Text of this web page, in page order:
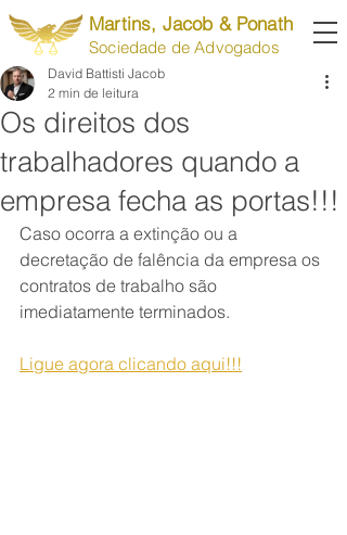
Martins, Jacob & Ponath
Sociedade de Advogados
Os direitos dos
trabalhadores quando a
empresa fecha as portas!!!
David Battisti Jacob
2 min de leitura
Caso ocorra a extinção ou a
decretação de falência da empresa os
contratos de trabalho são
imediatamente terminados.
Ligue agora clicando aqui!!!